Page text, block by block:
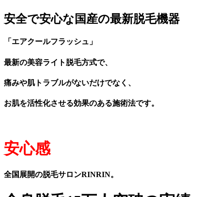
安全で安心な国産の最新脱毛機器
「エアクールフラッシュ」
最新の美容ライト脱毛方式で、
痛みや肌トラブルがないだけでなく、
お肌を活性化させる効果のある施術法です。
安心感
全国展開の脱毛サロンRINRIN。